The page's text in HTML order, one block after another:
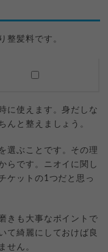
整髪料です。
に使えます。身だしな
んと整えましょう。
選ぶことです。その理
らです。ニオイに関し
ケットの1つだと思っ
きも大事なポイントで
て綺麗にしておけば良
せん。